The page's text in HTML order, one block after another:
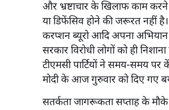
और भ्रष्टाचार के खिलाफ काम
या डिफेंसिव होने की जरूरत नहीं
करप्शन ब्यूरो आदि अपना
सरकार विरोधी लोगों को ही
टीएमसी पार्टियों ने समय-समय
मोदी के आज गुरुवार को दिए गए
सतर्कता जागरूकता सप्ताह के